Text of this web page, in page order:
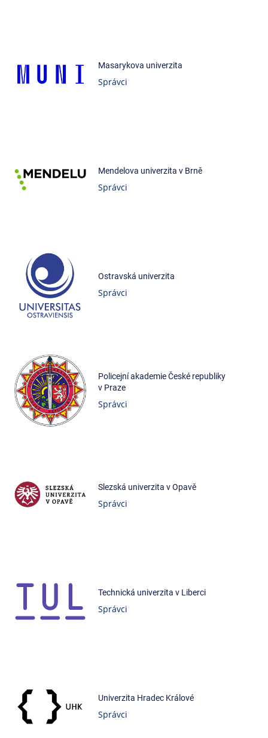
Masarykova univerzita
Správci
Mendelova univerzita v Brně
Správci
Ostravská univerzita
Správci
Policejní akademie České republiky
v Praze
Správci
Slezská univerzita v Opavě
Správci
Technická univerzita v Liberci
Správci
Univerzita Hradec Králové
Správci